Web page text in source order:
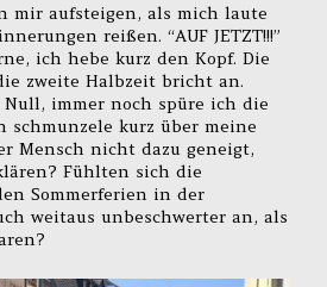
mir aufsteigen, als mich laute
reißen. “AUF JETZT!!!”
ich hebe kurz den Kopf. Die
zweite Halbzeit bricht an.
immer noch spüre ich die
schmunzele kurz über meine
Mensch nicht dazu geneigt,
Fühlten sich die
Sommerferien in der
weitaus unbeschwerter an, als